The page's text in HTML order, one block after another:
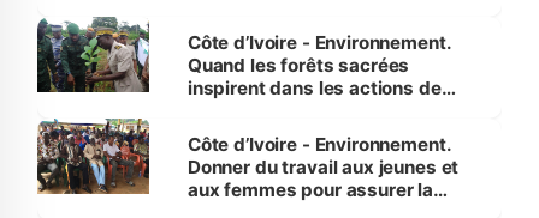
Côte d’Ivoire - Environnement.
Quand les forêts sacrées
inspirent dans les actions de
Côte d’Ivoire - Environnement.
Donner du travail aux jeunes et
aux femmes pour assurer la